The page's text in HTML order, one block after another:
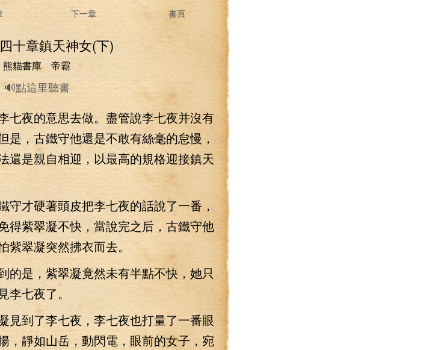
下一章 書頁
十章鎮天神女(下)
熊貓書庫 帝霸
🔊點這里聽書
夜的意思去做。盡管說李七夜并沒有
是，古鐵守他還是不敢有絲毫的怠慢，
還是親自相迎，以最高的規格迎接鎮天
硬著頭皮把李七夜的話說了一番，
得紫翠凝不快，當說完之后，古鐵守他
翠凝突然拂衣而去。
是，紫翠凝竟然未有半點不快，她只
七夜了。
到了李七夜，李七夜也打量了一番眼
，靜如山岳，動閃電，眼前的女子，宛